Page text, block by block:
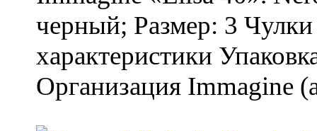
черный; Размер: 3
характеристики
Организация Immagine